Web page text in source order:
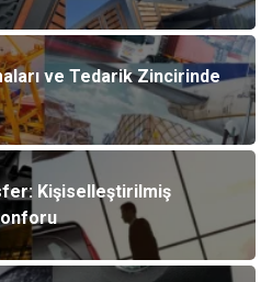
ve Tedarik Zincirinde
Kişiselleştirilmiş